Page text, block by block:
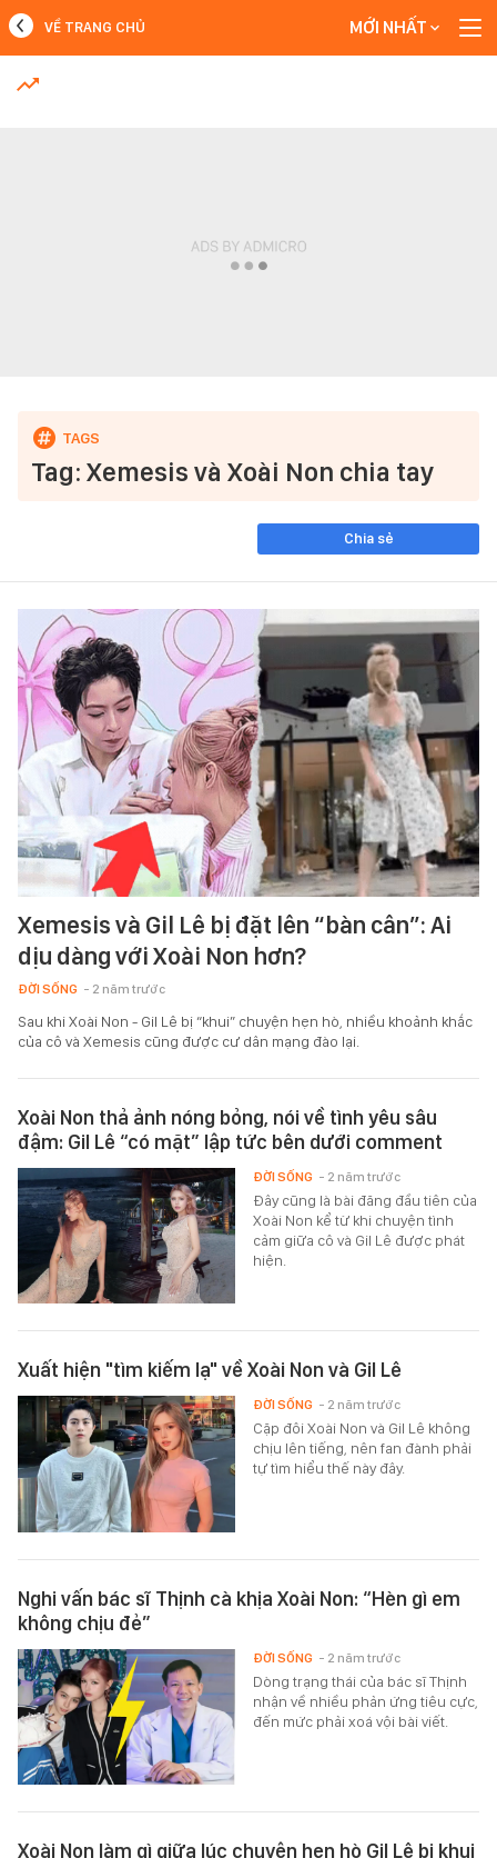
MỚI NHẤT
VỀ TRANG CHỦ MỚI NHẤT
Tag: Xemesis và Xoài Non chia tay
Chia sẻ
Xemesis và Gil Lê bị đặt lên “bàn cân”: Ai
dịu dàng với Xoài Non hơn?
ĐỜI SỐNG - 2 năm trước
Sau khi Xoài Non - Gil Lê bị “khui” chuyện hẹn hò, nhiều khoảnh khắc
của cô và Xemesis cũng được cư dân mạng đào lại.
Xoài Non thả ảnh nóng bỏng, nói về tình yêu sâu
đậm: Gil Lê “có mặt” lập tức bên dưới comment
Đây cũng là bài đăng đầu tiên của
Xoài Non kể từ khi chuyện tình
cảm giữa cô và Gil Lê được phát
hiện.
ĐỜI SỐNG - 2 năm trước
Xuất hiện "tìm kiếm lạ" về Xoài Non và Gil Lê
Cặp đôi Xoài Non và Gil Lê không
chịu lên tiếng, nên fan đành phải
tự tìm hiểu thế này đây.
ĐỜI SỐNG - 2 năm trước
Nghi vấn bác sĩ Thịnh cà khịa Xoài Non: “Hèn gì em
không chịu đẻ”
Dòng trạng thái của bác sĩ Thịnh
nhận về nhiều phản ứng tiêu cực,
đến mức phải xoá vội bài viết.
ĐỜI SỐNG - 2 năm trước
Xoài Non làm gì giữa lúc chuyện hẹn hò Gil Lê bị khui